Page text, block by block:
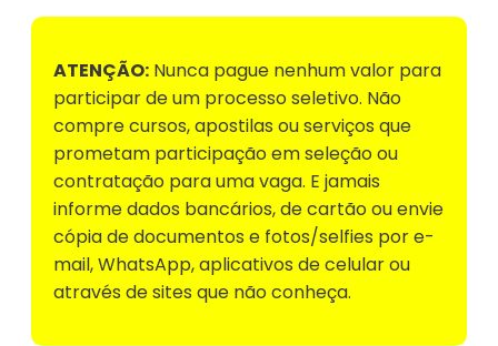
ATENÇÃO: Nunca pague nenhum valor para
participar de um processo seletivo. Não
compre cursos, apostilas ou serviços que
prometam participação em seleção ou
contratação para uma vaga. E jamais
informe dados bancários, de cartão ou envie
cópia de documentos e fotos/selfies por e-
mail, WhatsApp, aplicativos de celular ou
através de sites que não conheça.